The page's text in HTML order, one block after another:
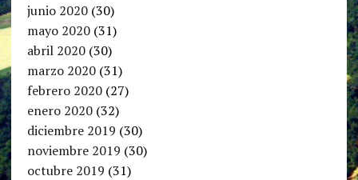
junio 2020(30)
mayo 2020(31)
abril 2020(30)
marzo 2020(31)
febrero 2020(27)
enero 2020(32)
diciembre 2019 (30)
noviembre 2019 (30)
octubre 2019 (31)